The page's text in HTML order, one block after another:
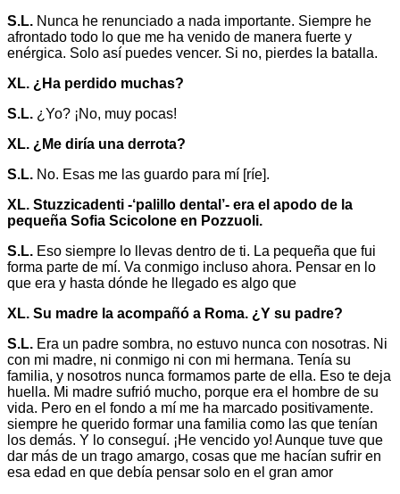
S.L. Nunca he renunciado a nada importante. Siempre he
afrontado todo lo que me ha venido de manera fuerte y
enérgica. Solo así puedes vencer. Si no, pierdes la batalla.
XL. ¿Ha perdido muchas?
S.L. ¿Yo? ¡No, muy pocas!
XL. ¿Me diría una derrota?
S.L. No. Esas me las guardo para mí [ríe].
XL. Stuzzicadenti -‘palillo dental’- era el apodo de la
pequeña Sofia Scicolone en Pozzuoli.
S.L. Eso siempre lo llevas dentro de ti. La pequeña que fui
forma parte de mí. Va conmigo incluso ahora. Pensar en lo
que era y hasta dónde he llegado es algo que
XL. Su madre la acompañó a Roma. ¿Y su padre?
S.L. Era un padre sombra, no estuvo nunca con nosotras. Ni
con mi madre, ni conmigo ni con mi hermana. Tenía su
familia, y nosotros nunca formamos parte de ella. Eso te deja
huella. Mi madre sufrió mucho, porque era el hombre de su
vida. Pero en el fondo a mí me ha marcado positivamente.
siempre he querido formar una familia como las que tenían
los demás. Y lo conseguí. ¡He vencido yo! Aunque tuve que
dar más de un trago amargo, cosas que me hacían sufrir en
esa edad en que debía pensar solo en el gran amor